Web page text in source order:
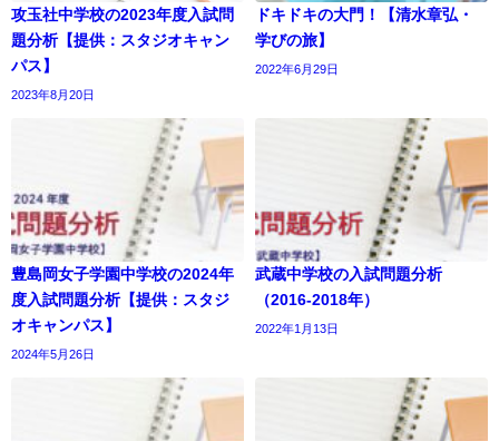
攻玉社中学校の2023年度入試問
題分析【提供：スタジオキャン
パス】
2023年8月20日
ドキドキの大門！【清水章弘・
学びの旅】
2022年6月29日
豊島岡女子学園中学校の2024年
度入試問題分析【提供：スタジ
オキャンパス】
2024年5月26日
武蔵中学校の入試問題分析
（2016-2018年）
2022年1月13日